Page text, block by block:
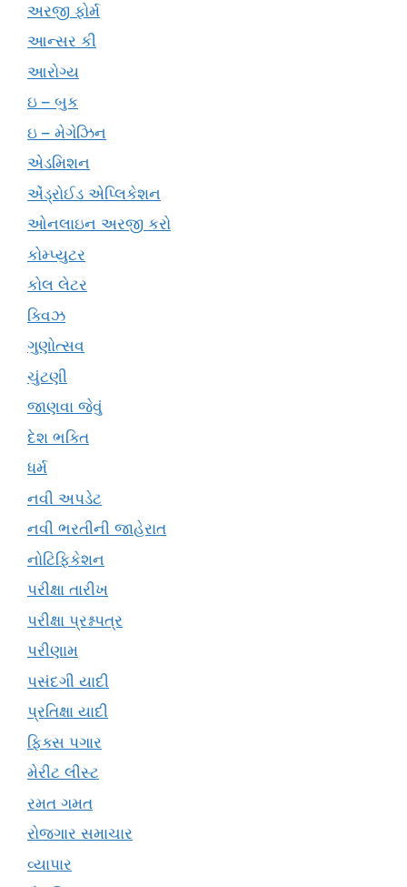
અરજી ફોર્મ
આન્સર કી
આરોગ્ય
ઇ – બુક
ઇ – મેગેઝિન
એડમિશન
એંડ્રોઈડ એપ્લિકેશન
ઓનલાઇન અરજી કરો
કોમ્પ્યુટર
કોલ લેટર
ક્વિઝ
ગુણોત્સવ
ચુંટણી
જાણવા જેવું
દેશ ભક્તિ
ધર્મ
નવી અપડેટ
નવી ભરતીની જાહેરાત
નોટિફિકેશન
પરીક્ષા તારીખ
પરીક્ષા પ્રશ્નપત્ર
પરીણામ
પસંદગી યાદી
પ્રતિક્ષા યાદી
ફિક્સ પગાર
મેરીટ લીસ્ટ
રમત ગમત
રોજગાર સમાચાર
વ્યાપાર